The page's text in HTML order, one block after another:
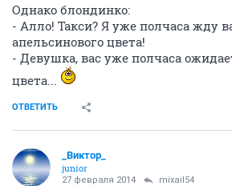
Однако блондинко:
- Алло! Такси? Я уже полчаса жду
апельсинового цвета!
- Девушка, вас уже полчаса
цвета...
ОТВЕТИТЬ
_Виктор_
juniоr
27 февраля 2014 mixail54